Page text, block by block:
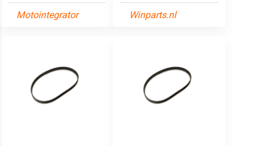
Motointegrator Winparts.nl